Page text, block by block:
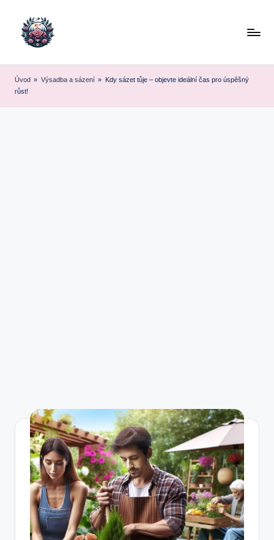
Úvod » Výsadba a sázení » Kdy sázet tůje – objevte ideální čas pro úspěšný
růst!